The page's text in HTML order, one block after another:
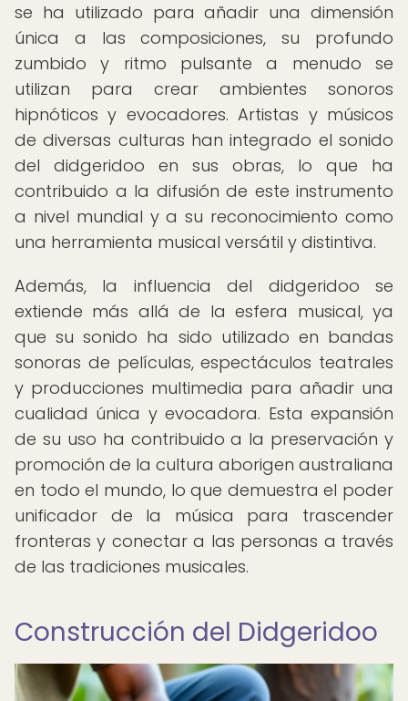
se ha utilizado para añadir una dimensión
única a las composiciones, su profundo
zumbido y ritmo pulsante a menudo se
utilizan para crear ambientes sonoros
hipnóticos y evocadores. Artistas y músicos
de diversas culturas han integrado el sonido
del didgeridoo en sus obras, lo que ha
contribuido a la difusión de este instrumento
a nivel mundial y a su reconocimiento como
una herramienta musical versátil y distintiva.
Además, la influencia del didgeridoo se
extiende más allá de la esfera musical, ya
que su sonido ha sido utilizado en bandas
sonoras de películas, espectáculos teatrales
y producciones multimedia para añadir una
cualidad única y evocadora. Esta expansión
de su uso ha contribuido a la preservación y
promoción de la cultura aborigen australiana
en todo el mundo, lo que demuestra el poder
unificador de la música para trascender
fronteras y conectar a las personas a través
de las tradiciones musicales.
Construcción del Didgeridoo